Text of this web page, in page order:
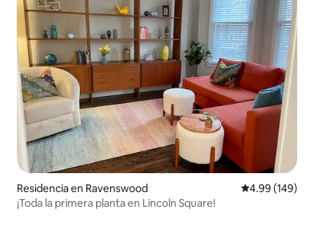
Residencia en Ravenswood Calificación
4.99 (149)
¡Toda la primera planta en Lincoln Square!